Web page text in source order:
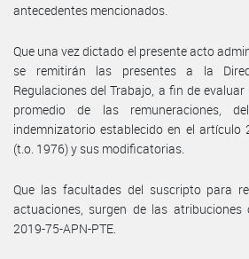
antecedentes mencionados.
Que una vez dictado el presente acto
se remitirán las presentes a la
Regulaciones del Trabajo, a fin de
promedio de las remuneraciones,
indemnizatorio establecido en el artículo
(t.o. 1976) y sus modificatorias.
Que las facultades del suscripto para
actuaciones, surgen de las atribuciones
2019-75-APN-PTE.